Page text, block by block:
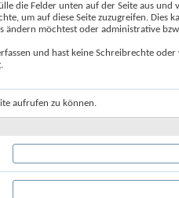
die Felder unten auf der Seite aus und
um auf diese Seite zuzugreifen. Dies
ändern möchtest oder administrative
und hast keine Schreibrechte
aufrufen zu können.